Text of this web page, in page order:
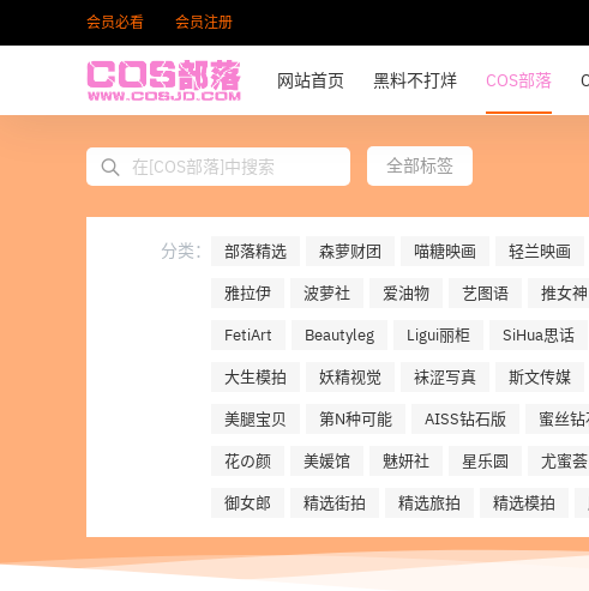
会员必看 会员注册
网站首页 黑料不打烊 COS部落
全部标签
分类： 部落精选 森萝财团 喵糖映画 轻兰映画
雅拉伊 波萝社 爱油物 艺图语 推女神
FetiArt Beautyleg Ligui丽柜 SiHua思话
大生模拍 妖精视觉 袜涩写真 斯文传媒
美腿宝贝 第N种可能 AISS钻石版 蜜丝钻
花の颜 美媛馆 魅妍社 星乐圆 尤蜜荟
御女郎 精选街拍 精选旅拍 精选模拍